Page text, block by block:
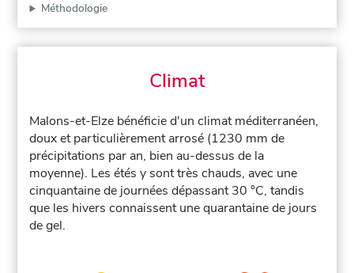
Méthodologie
Climat
Malons-et-Elze bénéficie d'un climat méditerranéen,
doux et particulièrement arrosé (1230 mm de
précipitations par an, bien au-dessus de la
moyenne). Les étés y sont très chauds, avec une
cinquantaine de journées dépassant 30 °C, tandis
que les hivers connaissent une quarantaine de jours
de gel.